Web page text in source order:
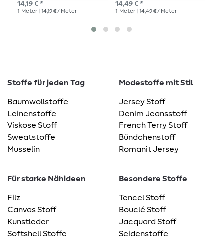
14,19 € *
1 Meter | 14,19 € / Meter
14,49 € *
1 Meter | 14,49 € / Meter
Stoffe für jeden Tag
Baumwollstoffe
Leinenstoffe
Viskose Stoff
Sweatstoffe
Musselin
Modestoffe mit Stil
Jersey Stoff
Denim Jeansstoff
French Terry Stoff
Bündchenstoff
Romanit Jersey
Für starke Nähideen
Filz
Canvas Stoff
Kunstleder
Softshell Stoffe
Besondere Stoffe
Tencel Stoff
Bouclé Stoff
Jacquard Stoff
Seidenstoffe